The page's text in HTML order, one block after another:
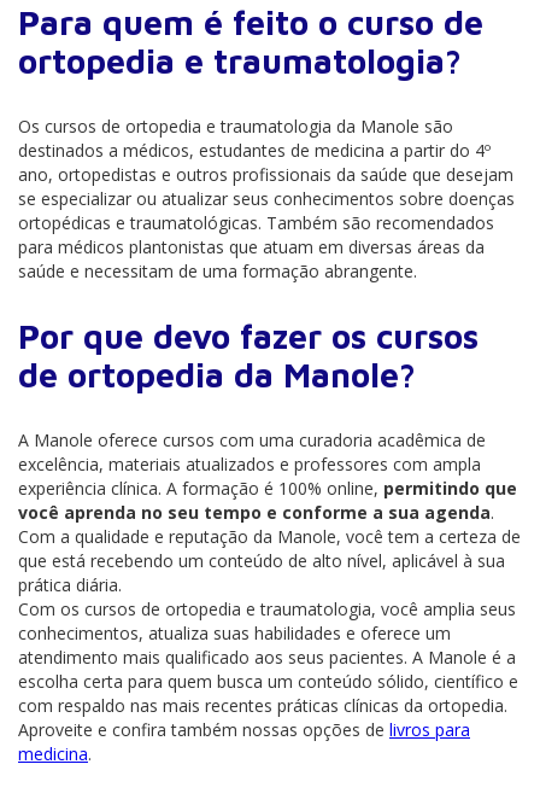
Para quem é feito o curso de
ortopedia e traumatologia?
Os cursos de ortopedia e traumatologia da Manole são
destinados a médicos, estudantes de medicina a partir do 4º
ano, ortopedistas e outros profissionais da saúde que desejam
se especializar ou atualizar seus conhecimentos sobre doenças
ortopédicas e traumatológicas. Também são recomendados
para médicos plantonistas que atuam em diversas áreas da
saúde e necessitam de uma formação abrangente.
Por que devo fazer os cursos
de ortopedia da Manole?
A Manole oferece cursos com uma curadoria acadêmica de
excelência, materiais atualizados e professores com ampla
experiência clínica. A formação é 100% online, permitindo que
você aprenda no seu tempo e conforme a sua agenda.
Com a qualidade e reputação da Manole, você tem a certeza de
que está recebendo um conteúdo de alto nível, aplicável à sua
prática diária.
Com os cursos de ortopedia e traumatologia, você amplia seus
conhecimentos, atualiza suas habilidades e oferece um
atendimento mais qualificado aos seus pacientes. A Manole é a
escolha certa para quem busca um conteúdo sólido, científico e
com respaldo nas mais recentes práticas clínicas da ortopedia.
Aproveite e confira também nossas opções de livros para
medicina.